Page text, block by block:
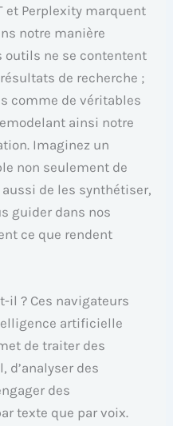
et Perplexity marquent
notre manière
outils ne se contentent
de recherche ;
comme de véritables
ainsi notre
Imaginez un
non seulement de
de les synthétiser,
guider dans nos
ce que rendent
il ? Ces navigateurs
artificielle
de traiter des
d’analyser des
des
texte que par voix.